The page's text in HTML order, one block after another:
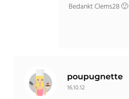
Bedankt Clems28 🙂
poupugnette
16.10.12